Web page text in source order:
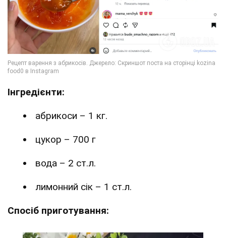
Інгредієнти:
абрикоси – 1 кг.
цукор – 700 г
вода – 2 ст.л.
лимонний сік – 1 ст.л.
Спосіб приготування: